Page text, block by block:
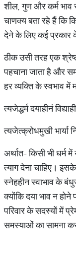
शील, गुण और कर्म भाव
चाणक्य बता रहे हैं कि
देने के लिए कई प्रकार
ठीक उसी तरह एक
पहचाना जाता है और
हर व्यक्ति के स्वभाव में
त्यजेद्धर्म दयाहीनं
त्यजेत्क्रोधमुखी भार्या
अर्थात- किसी भी धर्म
त्याग देना चाहिए।
स्नेहहीन स्वाभाव के
क्योंकि दया भाव न
परिवार के सदस्यों में
समस्याओं का सामना